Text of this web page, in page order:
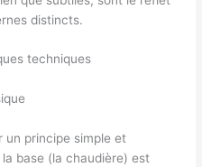
distincts.
techniques
un principe simple et
la base (la chaudière) est